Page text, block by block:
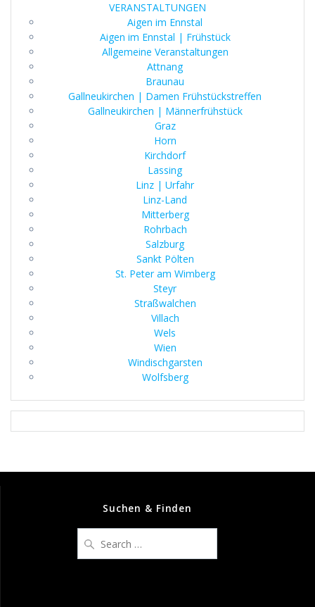
VERANSTALTUNGEN
Aigen im Ennstal
Aigen im Ennstal | Frühstück
Allgemeine Veranstaltungen
Attnang
Braunau
Gallneukirchen | Damen Frühstückstreffen
Gallneukirchen | Männerfrühstück
Graz
Horn
Kirchdorf
Lassing
Linz | Urfahr
Linz-Land
Mitterberg
Rohrbach
Salzburg
Sankt Pölten
St. Peter am Wimberg
Steyr
Straßwalchen
Villach
Wels
Wien
Windischgarsten
Wolfsberg
Suchen & Finden
for: